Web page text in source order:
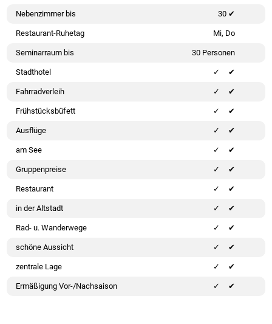
Nebenzimmer bis 30 ✔
Restaurant-Ruhetag Mi, Do
Seminarraum bis 30 Personen
Stadthotel ✔
Fahrradverleih ✔
Frühstücksbüfett ✔
Ausflüge ✔
am See ✔
Gruppenpreise ✔
Restaurant ✔
in der Altstadt ✔
Rad- u. Wanderwege ✔
schöne Aussicht ✔
zentrale Lage ✔
Ermäßigung Vor-/Nachsaison ✔